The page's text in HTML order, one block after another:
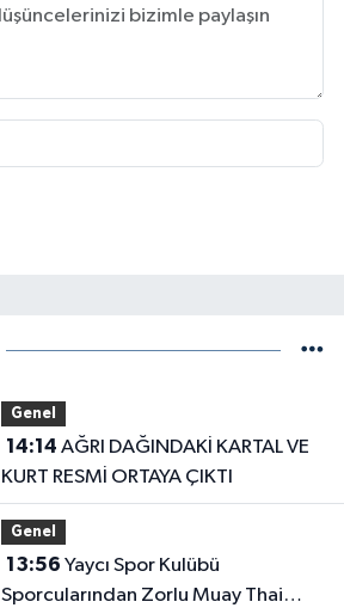
Genel
14:14
KURT RESMİ ORTAYA ÇIKTI
Genel
13:56
Sporcularından Zorlu Muay Thai